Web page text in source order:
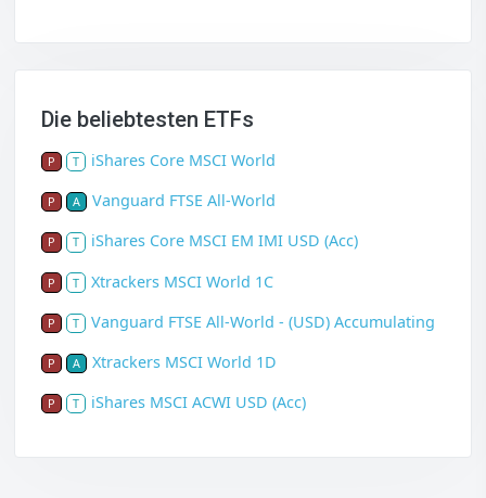
Die beliebtesten ETFs
P T iShares Core MSCI World
P A Vanguard FTSE All-World
P T iShares Core MSCI EM IMI USD (Acc)
P T Xtrackers MSCI World 1C
P T Vanguard FTSE All-World - (USD) Accumulating
P A Xtrackers MSCI World 1D
P T iShares MSCI ACWI USD (Acc)